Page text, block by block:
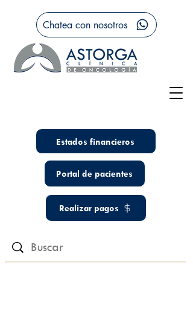
Estados financieros
Portal de pacientes
Realizar pagos
Chatea con nosotros